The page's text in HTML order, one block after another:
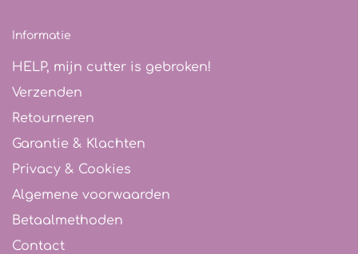
Informatie
HELP, mijn cutter is gebroken!
Verzenden
Retourneren
Garantie & Klachten
Privacy & Cookies
Algemene voorwaarden
Betaalmethoden
Contact